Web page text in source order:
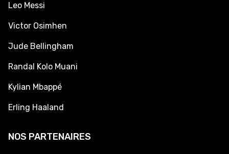
Leo Messi
Victor Osimhen
Jude Bellingham
Randal Kolo Muani
Kylian Mbappé
Erling Haaland
NOS PARTENAIRES